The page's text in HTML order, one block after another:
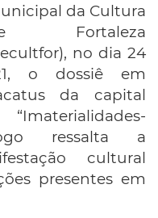
da Cultura
Fortaleza
no dia 24
o dossiê em
da capital
ressalta a
cultural
presentes em